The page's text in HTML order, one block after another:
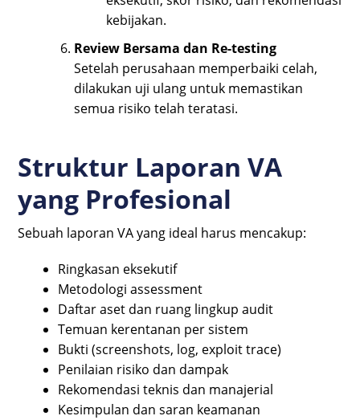
kebijakan.
Review Bersama dan Re-testing
Setelah perusahaan memperbaiki celah,
dilakukan uji ulang untuk memastikan
semua risiko telah teratasi.
Struktur Laporan VA
yang Profesional
Sebuah laporan VA yang ideal harus mencakup:
Ringkasan eksekutif
Metodologi assessment
Daftar aset dan ruang lingkup audit
Temuan kerentanan per sistem
Bukti (screenshots, log, exploit trace)
Penilaian risiko dan dampak
Rekomendasi teknis dan manajerial
Kesimpulan dan saran keamanan